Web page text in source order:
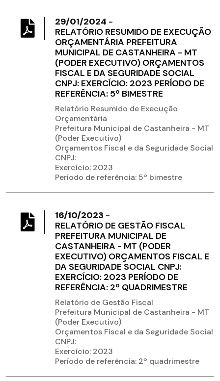
29/01/2024 -
RELATÓRIO RESUMIDO DE EXECUÇÃO
ORÇAMENTÁRIA PREFEITURA
MUNICIPAL DE CASTANHEIRA - MT
(PODER EXECUTIVO) ORÇAMENTOS
FISCAL E DA SEGURIDADE SOCIAL
CNPJ: EXERCÍCIO: 2023 PERÍODO DE
REFERÊNCIA: 5º BIMESTRE
Relatório Resumido de Execução
Orçamentária
Prefeitura Municipal de Castanheira - MT
(Poder Executivo)
Orçamentos Fiscal e da Seguridade Social
CNPJ:
Exercício: 2023
Período de referência: 5º bimestre
16/10/2023 -
RELATÓRIO DE GESTÃO FISCAL
PREFEITURA MUNICIPAL DE
CASTANHEIRA - MT (PODER
EXECUTIVO) ORÇAMENTOS FISCAL E
DA SEGURIDADE SOCIAL CNPJ:
EXERCÍCIO: 2023 PERÍODO DE
REFERÊNCIA: 2º QUADRIMESTRE
Relatório de Gestão Fiscal
Prefeitura Municipal de Castanheira - MT
(Poder Executivo)
Orçamentos Fiscal e da Seguridade Social
CNPJ:
Exercício: 2023
Período de referência: 2º quadrimestre